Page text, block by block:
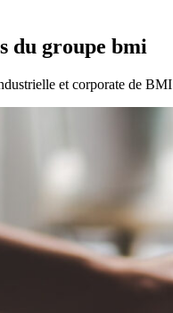
du groupe bmi
et corporate de BMI